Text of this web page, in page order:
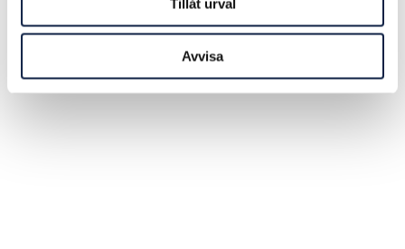
Tillåt urval
Avvisa